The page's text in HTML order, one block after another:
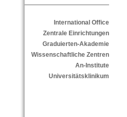
International Office
Zentrale Einrichtungen
Graduierten-Akademie
Wissenschaftliche Zentren
An-Institute
Universitätsklinikum